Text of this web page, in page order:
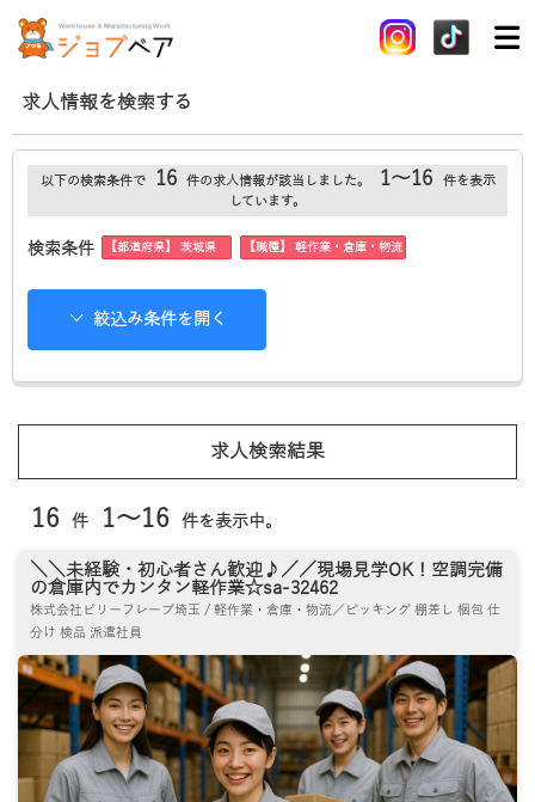
求人情報を検索する
以下の検索条件で 16 件の求人情報が該当しました。 1～16
件を表示
しています。
検索条件 【都道府県】 茨城県 【職種】 軽作業・倉庫・物流
絞込み条件を開く
求人検索結果
16 件 1～16 件を表示中。
＼＼未経験・初心者さん歓迎♪／／現場見学OK！空調完備
の倉庫内でカンタン軽作業☆sa-32462
株式会社ビリーフレーブ埼玉 / 軽作業・倉庫・物流／ピッキング 棚差し 梱包 仕
分け 検品 派遣社員